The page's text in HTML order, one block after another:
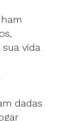
vida
dadas